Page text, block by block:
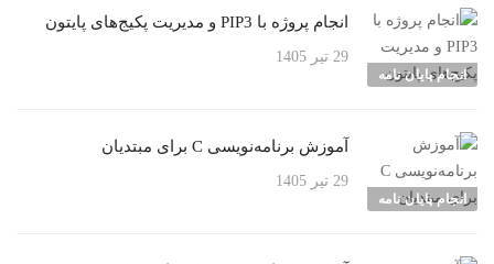
انجام پایان نامه
انجام پروژه با PIP3 و مدیریت پکیج‌های پایتون
29 تیر 1405
انجام پایان نامه
آموزش برنامه‌نویسی C برای مبتدیان
29 تیر 1405